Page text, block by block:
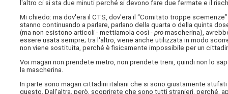
l'altro ci si sta due minuti perché si devono fare due fermate e il
Mi chiedo: ma dov'era il CTS, dov'era il “Comitato troppe
stanno continuando a parlare, parlano della quarta o della quinta
(ma non esistono articoli - mettiamola così -pro mascherina),
essere usata sempre; tra l'altro, viene anche utilizzata in modo
non viene sostituita, perché è fisicamente impossibile per un
Voi magari non prendete metro, non prendete treni, quindi non lo
la mascherina.
In parte sono magari cittadini italiani che si sono giustamente
questo. Dall'altra, però, scoprirete che sono tutti stranieri, perché,